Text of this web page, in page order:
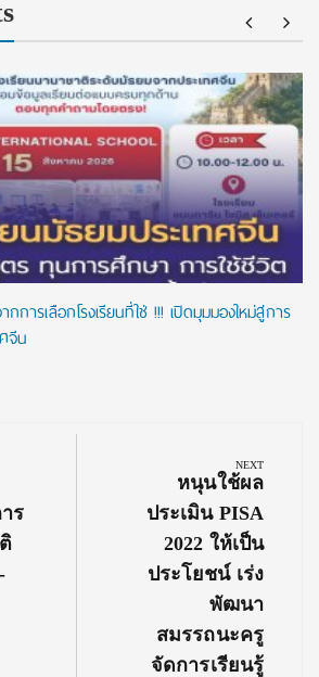
การเลือกโรงเรียนที่ใช่ !!! เปิดมุมมองใหม่สู่การ
จีน
ร
NEXT
Next
Post:
หนุนใช้ผล
ประเมิน PISA
2022 ให้เป็น
ประโยชน์ เร่ง
พัฒนา
สมรรถนะครู
จัดการเรียนรู้